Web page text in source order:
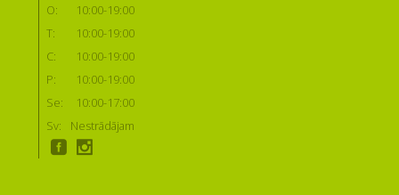
O:
10:00-19:00
T:
10:00-19:00
C:
10:00-19:00
P:
10:00-19:00
Se:
10:00-17:00
Sv:
Nestrādājam